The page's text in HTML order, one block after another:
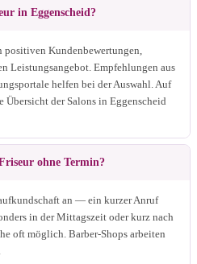
in Eggenscheid?
positiven Kundenbewertungen,
Leistungsangebot. Empfehlungen aus
helfen bei der Auswahl. Auf
der Salons in Eggenscheid
ohne Termin?
an — ein kurzer Anruf
in der Mittagszeit oder kurz nach
oft möglich. Barber-Shops arbeiten